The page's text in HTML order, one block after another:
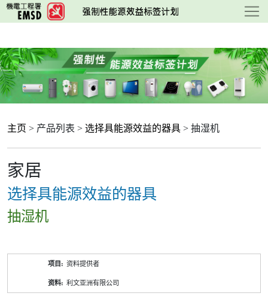
跳
至
要
内
容
主页 > 产品列表 > 选择具能源效益的器具 > 抽湿机
家居
选择具能源效益的器具
抽湿机
资料提供者
利文亚洲有限公司